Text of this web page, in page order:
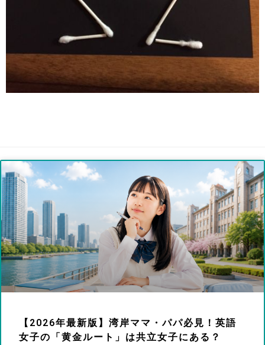
【2026年最新版】湾岸ママ・パパ必見！英語
女子の「黄金ルート」は共立女子にある？